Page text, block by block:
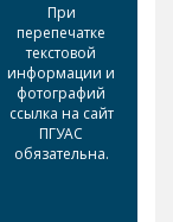
При
перепечатке
текстовой
информации и
фотографий
ссылка на сайт
ПГУАС
обязательна.